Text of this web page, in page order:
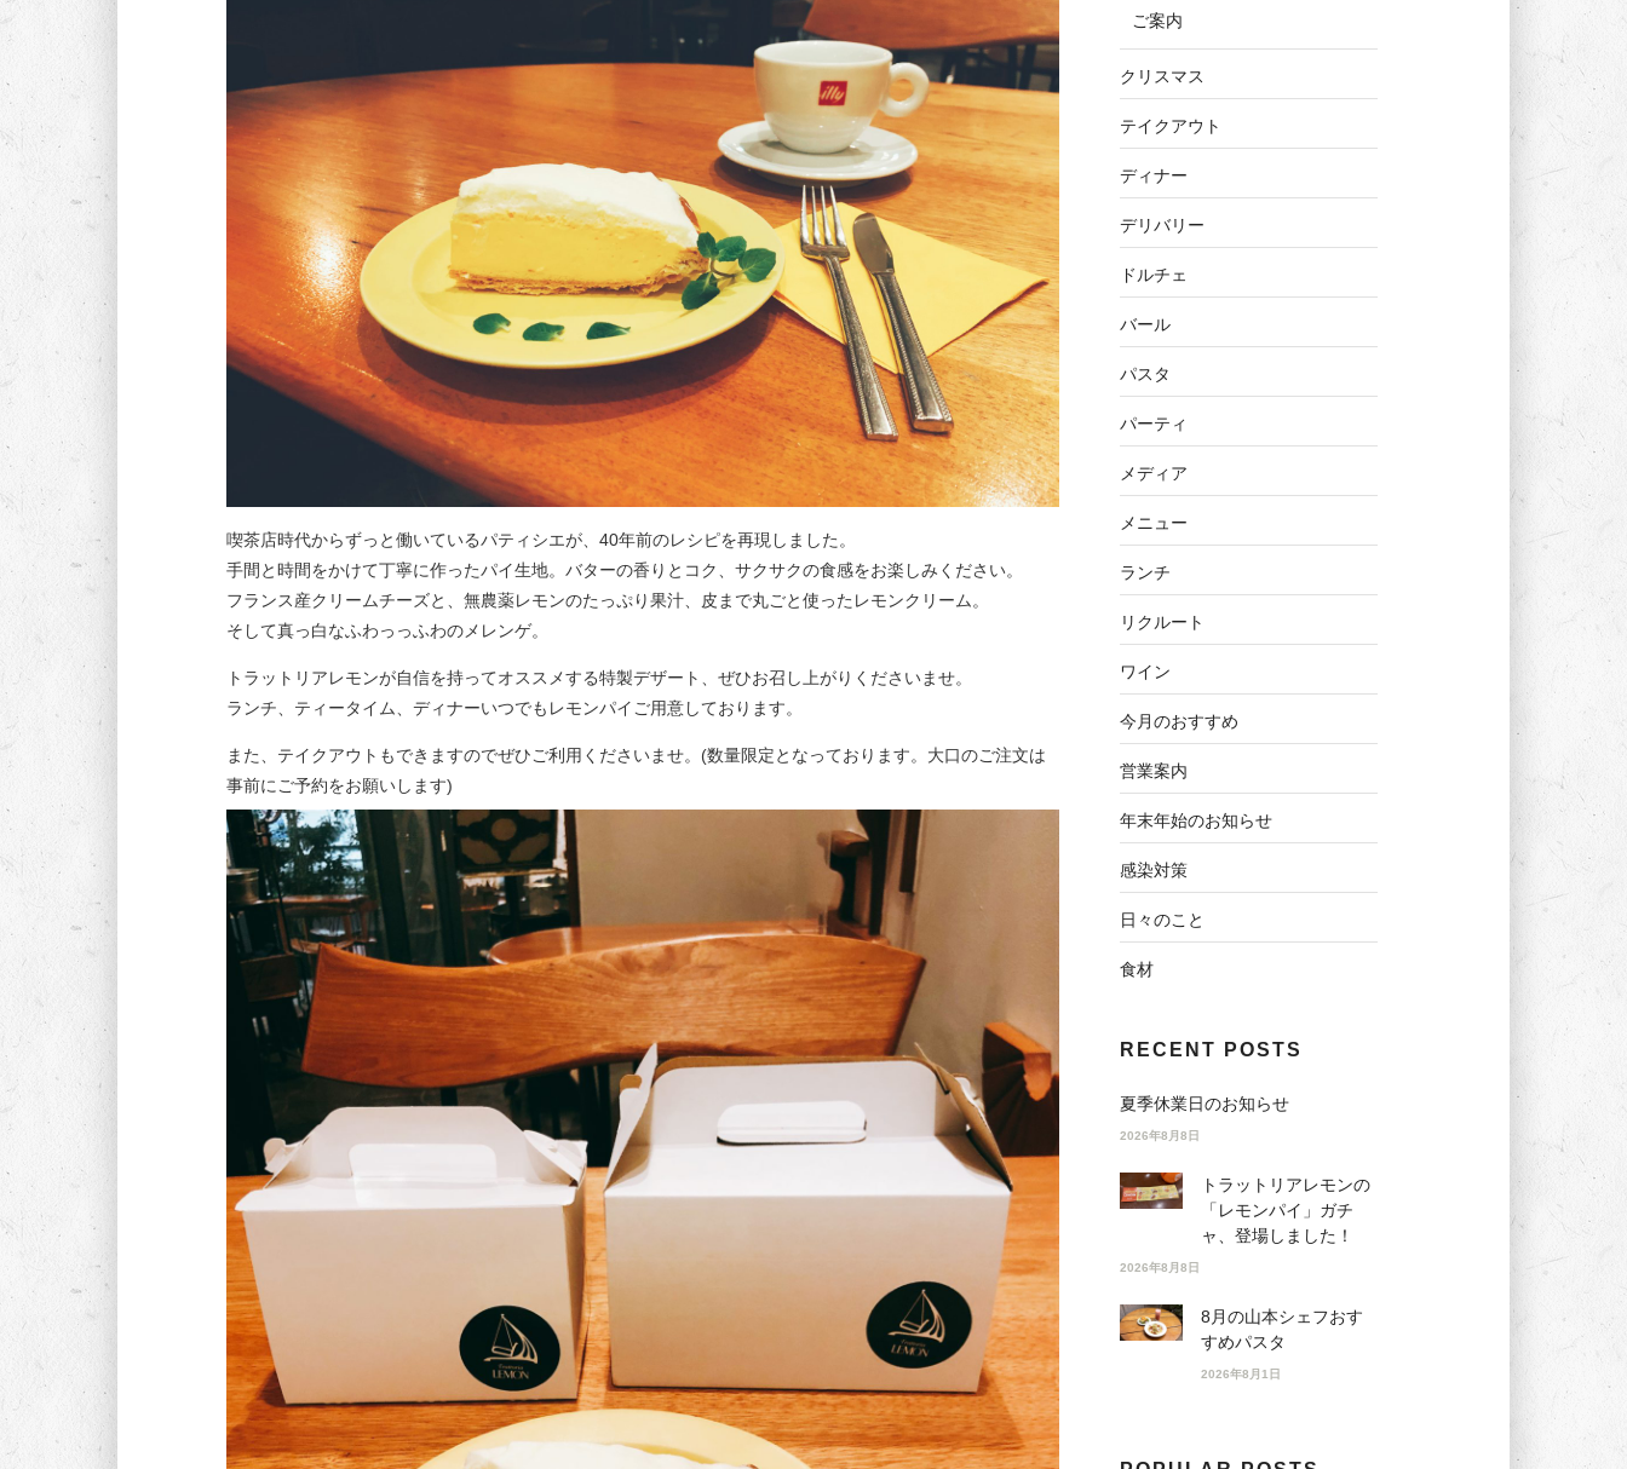
喫茶店時代からずっと働いているパティシエが、40年前のレシピを再現しました。
手間と時間をかけて丁寧に作ったパイ生地。バターの香りとコク、サクサクの食感をお楽しみください。
フランス産クリームチーズと、無農薬レモンのたっぷり果汁、皮まで丸ごと使ったレモンクリーム。
そして真っ白なふわっっふわのメレンゲ。
トラットリアレモンが自信を持ってオススメする特製デザート、ぜひお召し上がりくださいませ。
ランチ、ティータイム、ディナーいつでもレモンパイご用意しております。
また、テイクアウトもできますのでぜひご利用くださいませ。(数量限定となっております。大口のご注文は
事前にご予約をお願いします)
ご案内
クリスマス
テイクアウト
ディナー
デリバリー
ドルチェ
バール
パスタ
パーティ
メディア
メニュー
ランチ
リクルート
ワイン
今月のおすすめ
営業案内
年末年始のお知らせ
感染対策
日々のこと
食材
RECENT POSTS
夏季休業日のお知らせ
2026年8月8日
トラットリアレモンの
「レモンパイ」ガチ
ャ、登場しました！
2026年8月8日
8月の山本シェフおす
すめパスタ
2026年8月1日